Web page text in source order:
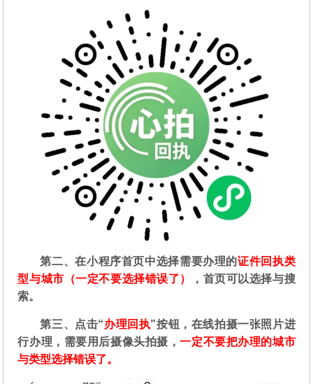
第二、在小程序首页中选择需要办理的证件回执类
型与城市（一定不要选择错误了）
，首页可以选择与搜
索。
第三、点击“办理回执”按钮，在线拍摄一张照片进
行办理，需要用后摄像头拍摄，一定不要把办理的城市
与类型选择错误了。